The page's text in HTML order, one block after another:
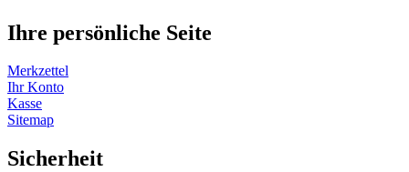
Ihre persönliche Seite
Merkzettel
Ihr Konto
Kasse
Sitemap
Sicherheit